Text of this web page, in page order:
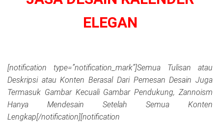
ELEGAN
[notification type=”notification_mark”]Semua Tulisan atau
Deskripsi atau Konten Berasal Dari Pemesan Desain Juga
Termasuk Gambar Kecuali Gambar Pendukung, Zannoism
Hanya Mendesain Setelah Semua Konten
Lengkap[/notification][notification